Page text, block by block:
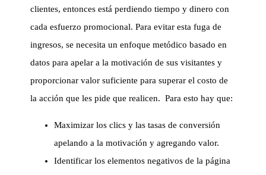
clientes, entonces está perdiendo tiempo y dinero con
cada esfuerzo promocional. Para evitar esta fuga de
ingresos, se necesita un enfoque metódico basado en
datos para apelar a la motivación de sus visitantes y
proporcionar valor suficiente para superar el costo de
la acción que les pide que realicen. Para esto hay que:
Maximizar los clics y las tasas de conversión
apelando a la motivación y agregando valor.
Identificar los elementos negativos de la página